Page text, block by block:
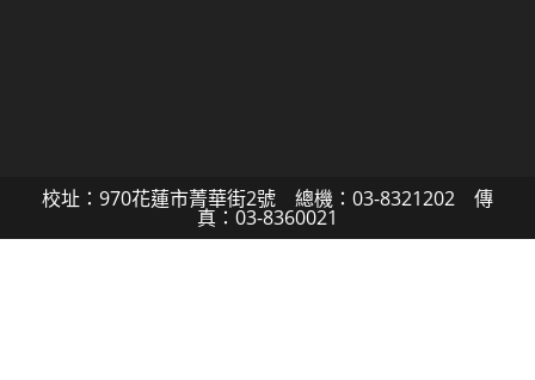
校址：970花蓮市菁華街2號 總機：03-8321202 傳
真：03-8360021